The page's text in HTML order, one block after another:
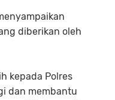
diberikan oleh
kepada Polres
dan membantu